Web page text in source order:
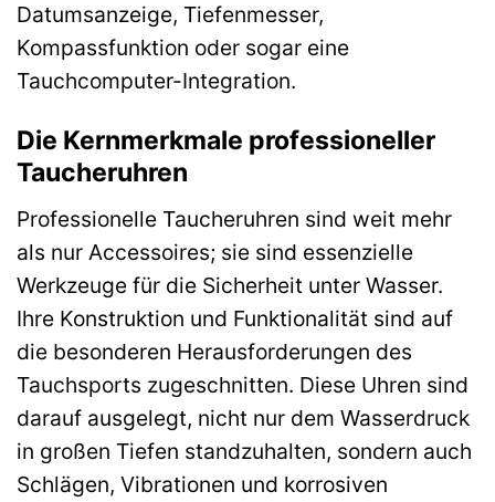
Datumsanzeige, Tiefenmesser,
Kompassfunktion oder sogar eine
Tauchcomputer-Integration.
Die Kernmerkmale professioneller
Taucheruhren
Professionelle Taucheruhren sind weit mehr
als nur Accessoires; sie sind essenzielle
Werkzeuge für die Sicherheit unter Wasser.
Ihre Konstruktion und Funktionalität sind auf
die besonderen Herausforderungen des
Tauchsports zugeschnitten. Diese Uhren sind
darauf ausgelegt, nicht nur dem Wasserdruck
in großen Tiefen standzuhalten, sondern auch
Schlägen, Vibrationen und korrosiven